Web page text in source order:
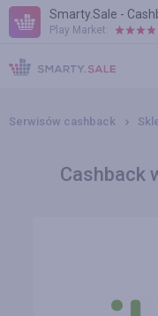
Smarty.Sale -
Play Market:
POMOC
WARUNKI
Serwisów cashback
Cashback